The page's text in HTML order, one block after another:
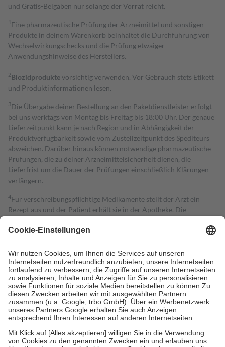
und Gratis-Beigaben nur solange der Vorrat reicht.
1 Eine pharmazeutische Prüfung der Arzneimittel und sonstigen
Produkte in deinem Warenkorb beinhaltet die Durchführung von
Wechselwirkungschecks und die Prüfung etwaiger
Anwendungshinweise des Herstellers.
2Biozidproduktevorsichtig verwenden. Vor Gebrauch stets Etikett
und Produktinformationen lesen.
3Die Übergabe deiner Bestellung an den Paketdienstleister erfolgt
bei uns werktags von Montag bis Freitag bis 18:00 Uhr. Der genaue
Lieferzeitpunkt kann je nach Region und in Abhängigkeit der
Produktverfügbarkeit sowie vom Zustellzeitpunkt des Spediteurs
abweichen. Darüber hinaus können notwendige pharmazeutische
Prüfungen, die zu deiner Arzneimittelsicherheit dienen, die
Lieferfrist um die Dauer der Prüfungen einschließlich Klärungen
verlängern.
4Für verschreibungspflichtige Medikamente stellt der Arzt ein
Rezept aus und der Patient erhält sie in der Apotheke. Die
Kosten dafür, der Versicherte trägt einen Teil davon als Zuzahlung
Grundsätzlich leisten Mitglieder Zuzahlungen in Höhe von zehn
Prozent des Abgabepreises,mindestensjedochfünf Euround
höchstens zehn Euro.Es sind jedoch nie mehr als die tatsächlichen
Kosten der Leistung zu entrichten.
Diese Regeln gelten grundsätzlich auch für Online-Apotheken.
Bei Heilmitteln und häuslicher Krankenpflege beträgt die
Zuzahlung zehn Prozent der Kosten sowie zehn Euro je
Um das Engagement der Versicherten für ihre eigene Gesundheit zu